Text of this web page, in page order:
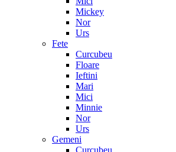
Mickey
Nor
Urs
Fete
Curcubeu
Floare
Ieftini
Mari
Mici
Minnie
Nor
Urs
Gemeni